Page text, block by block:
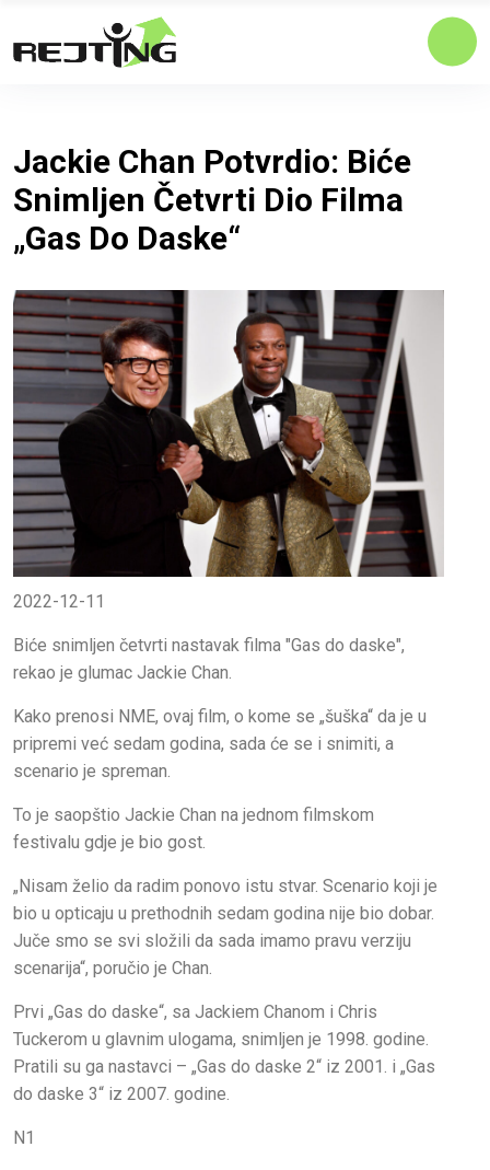
Jackie Chan Potvrdio: Biće
Snimljen Četvrti Dio Filma
„Gas Do Daske“
2022-12-11
Biće snimljen četvrti nastavak filma "Gas do daske",
rekao je glumac Jackie Chan.
Kako prenosi NME, ovaj film, o kome se „šuška“ da je u
pripremi već sedam godina, sada će se i snimiti, a
scenario je spreman.
To je saopštio Jackie Chan na jednom filmskom
festivalu gdje je bio gost.
„Nisam želio da radim ponovo istu stvar. Scenario koji je
bio u opticaju u prethodnih sedam godina nije bio dobar.
Juče smo se svi složili da sada imamo pravu verziju
scenarija“, poručio je Chan.
Prvi „Gas do daske“, sa Jackiem Chanom i Chris
Tuckerom u glavnim ulogama, snimljen je 1998. godine.
Pratili su ga nastavci – „Gas do daske 2“ iz 2001. i „Gas
do daske 3“ iz 2007. godine.
N1